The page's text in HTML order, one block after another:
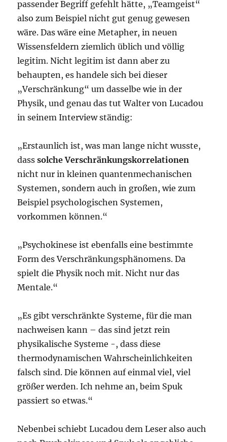
passender Begriff gefehlt hätte, „Teamgeist“
also zum Beispiel nicht gut genug gewesen
wäre. Das wäre eine Metapher, in neuen
Wissensfeldern ziemlich üblich und völlig
legitim. Nicht legitim ist dann aber zu
behaupten, es handele sich bei dieser
„Verschränkung“ um dasselbe wie in der
Physik, und genau das tut Walter von Lucadou
in seinem Interview ständig:
„Erstaunlich ist, was man lange nicht wusste,
dasssolche Verschränkungskorrelationen
nicht nur in kleinen quantenmechanischen
Systemen, sondern auch in großen, wie zum
Beispiel psychologischen Systemen,
vorkommen können.“
„Psychokinese ist ebenfalls eine bestimmte
Form des Verschränkungsphänomens. Da
spielt die Physik noch mit. Nicht nur das
Mentale.“
„Es gibt verschränkte Systeme, für die man
nachweisen kann – das sind jetzt rein
physikalische Systeme -, dass diese
thermodynamischen Wahrscheinlichkeiten
falsch sind. Die können auf einmal viel, viel
größer werden. Ich nehme an, beim Spuk
passiert so etwas.“
Nebenbei schiebt Lucadou dem Leser also auch